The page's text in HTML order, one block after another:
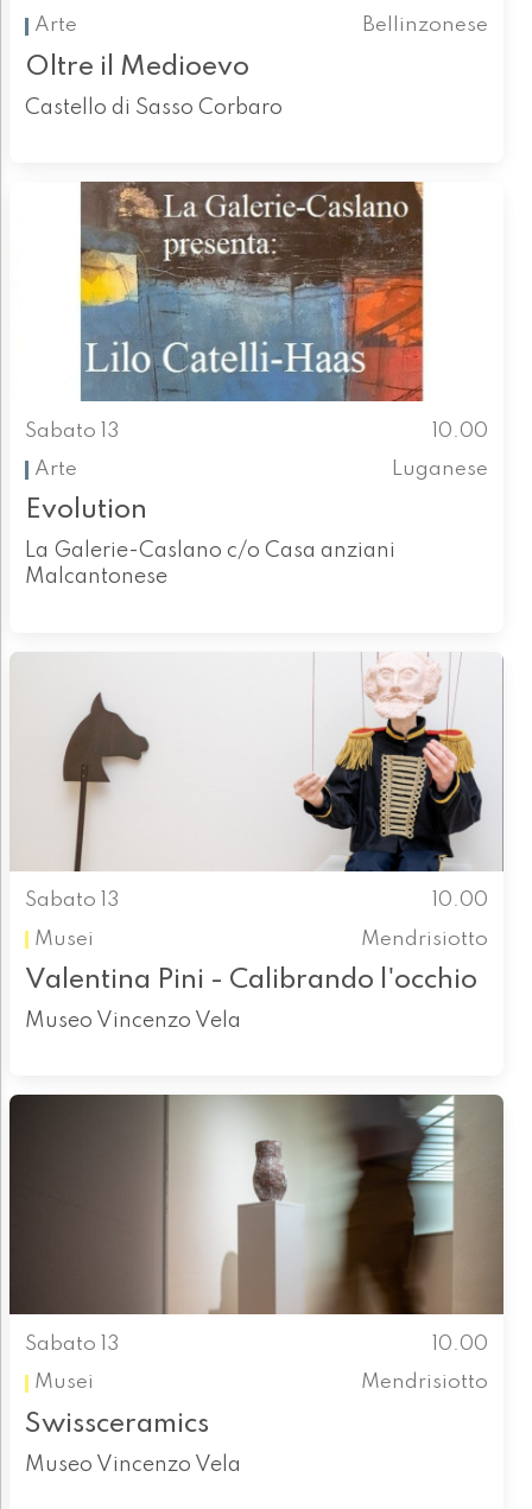
Arte
Bellinzonese
Oltre il Medioevo
Castello di Sasso Corbaro
Sabato 13
10.00
Arte
Luganese
Evolution
La Galerie-Caslano c/o Casa anziani
Malcantonese
Sabato 13
10.00
Musei
Mendrisiotto
Valentina Pini - Calibrando l'occhio
Museo Vincenzo Vela
Sabato 13
10.00
Musei
Mendrisiotto
Swissceramics
Museo Vincenzo Vela